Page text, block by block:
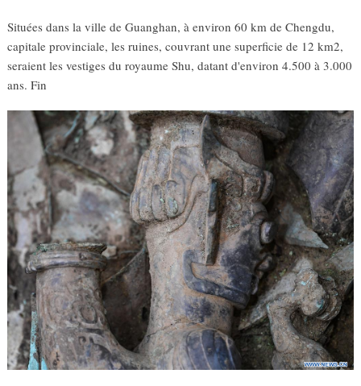
Situées dans la ville de Guanghan, à environ 60 km de Chengdu,
capitale provinciale, les ruines, couvrant une superficie de 12 km2,
seraient les vestiges du royaume Shu, datant d'environ 4.500 à 3.000
ans. Fin